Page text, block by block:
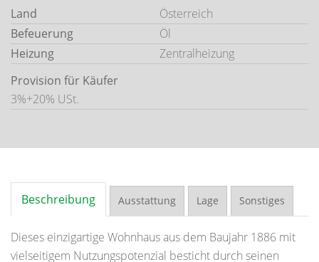
Land
Österreich
Befeuerung
Öl
Heizung
Zentralheizung
Provision für Käufer
3%+20% USt.
Beschreibung Ausstattung Lage Sonstiges
Dieses einzigartige Wohnhaus aus dem Baujahr 1886 mit
vielseitigem Nutzungspotenzial besticht durch seinen